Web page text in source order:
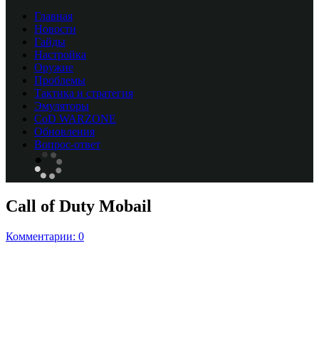
Главная
Новости
Гайды
Настройка
Оружие
Проблемы
Тактика и стратегия
Эмуляторы
CоD WARZONE
Обновления
Вопрос-ответ
Call of Duty Mobail
Комментарии: 0